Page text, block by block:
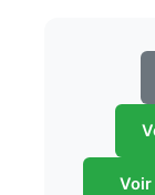
Voir